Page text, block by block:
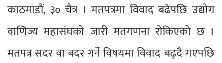
काठमाडौं, ३० चैत्र । मतपत्रमा विवाद बढेपछि उद्योग
वाणिज्य महासंघको जारी मतगणना रोकिएको छ ।
मतपत्र सदर वा बदर गर्ने विषयमा विवाद बढ्दै गएपछि